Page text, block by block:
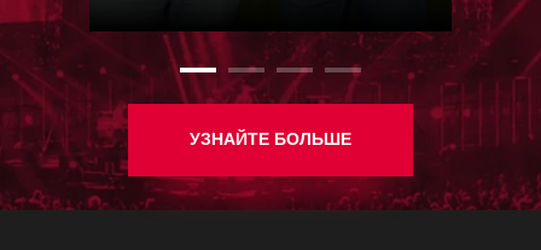
оборудования Robe: тринадцать
моделей общим числом 1043
прибора!
УЗНАЙТЕ БОЛЬШЕ